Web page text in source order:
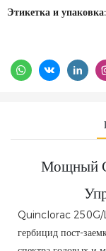
Этикетка и упаковка:
Мощный
Quinclorac 250G/L
гербицид пост-